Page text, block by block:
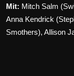
Mit: Mitch Salm
Anna Kendrick
Smothers), Allison